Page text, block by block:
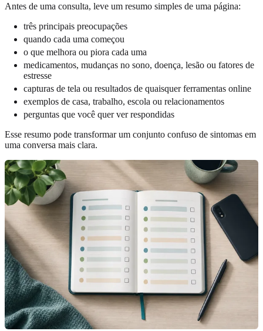
Antes de uma consulta, leve um resumo simples de uma página:
três principais preocupações
quando cada uma começou
o que melhora ou piora cada uma
medicamentos, mudanças no sono, doença, lesão ou fatores de
estresse
capturas de tela ou resultados de quaisquer ferramentas online
exemplos de casa, trabalho, escola ou relacionamentos
perguntas que você quer ver respondidas
Esse resumo pode transformar um conjunto confuso de sintomas em
uma conversa mais clara.